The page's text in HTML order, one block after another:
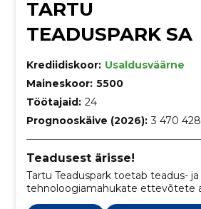
TARTU
TEADUSPARK SA
Krediidiskoor: Usaldusväärne
Maineskoor: 5500
Töötajaid: 24
Prognooskäive (2026): 3 470
Teadusest ärisse!
Tartu Teaduspark toetab teadus- ja
tehnoloogiamahukate ettevõtete
infrastruktuuri- ja